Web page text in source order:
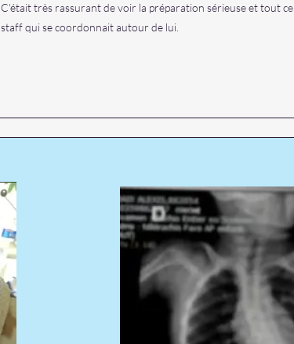
C'était très rassurant de voir la préparation sérieuse et tout ce
staff qui se coordonnait autour de lui.